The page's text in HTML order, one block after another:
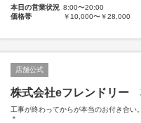
本日の営業状況 8:00〜20:00
価格帯
￥10,000〜￥28,000
店舗公式
株式会社eフレンドリー
工事が終わってからが本当のお付き合い
＊